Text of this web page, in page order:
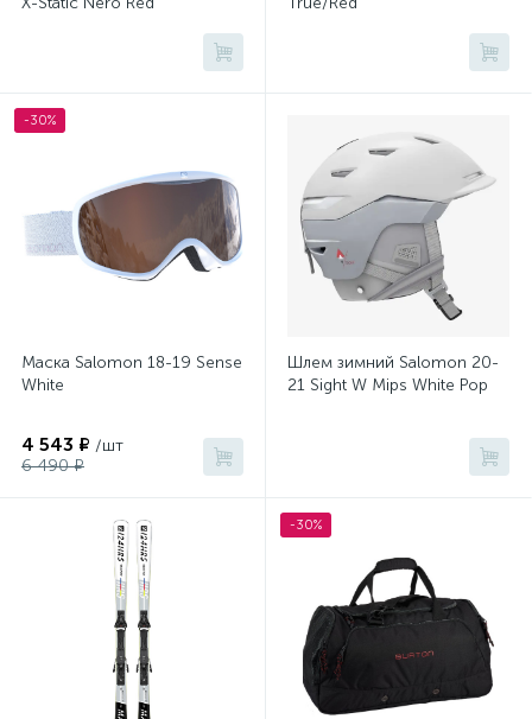
-30%
Маска Salomon 18-19 Sense
White
4 543 ₽ /шт
6 490 ₽
Шлем зимний Salomon 20-
21 Sight W Mips White Pop
-30%